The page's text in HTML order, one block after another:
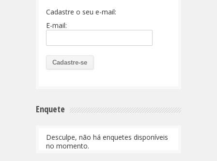
Cadastre o seu e-mail:
E-mail:
Enquete
Desculpe, não há enquetes disponíveis
no momento.